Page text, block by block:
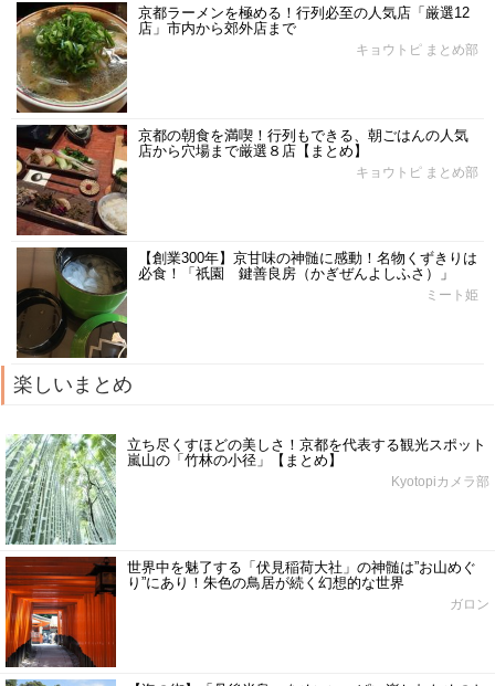
京都ラーメンを極める！行列必至の人気店「厳選12
店」市内から郊外店まで
キョウトピ まとめ部
京都の朝食を満喫！行列もできる、朝ごはんの人気
店から穴場まで厳選８店【まとめ】
キョウトピ まとめ部
【創業300年】京甘味の神髄に感動！名物くずきりは
必食！「祇園 鍵善良房（かぎぜんよしふさ）」
ミート姫
楽しいまとめ
立ち尽くすほどの美しさ！京都を代表する観光スポット
嵐山の「竹林の小径」【まとめ】
Kyotopiカメラ部
世界中を魅了する「伏見稲荷大社」の神髄は”お山めぐ
り”にあり！朱色の鳥居が続く幻想的な世界
ガロン